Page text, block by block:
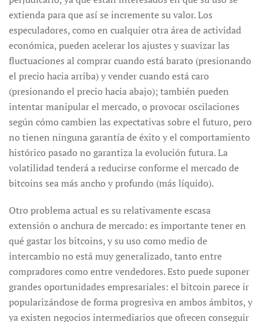
extienda para que así se incremente su valor. Los
especuladores, como en cualquier otra área de actividad
económica, pueden acelerar los ajustes y suavizar las
fluctuaciones al comprar cuando está barato (presionando
el precio hacia arriba) y vender cuando está caro
(presionando el precio hacia abajo); también pueden
intentar manipular el mercado, o provocar oscilaciones
según cómo cambien las expectativas sobre el futuro, pero
no tienen ninguna garantía de éxito y el comportamiento
histórico pasado no garantiza la evolución futura. La
volatilidad tenderá a reducirse conforme el mercado de
bitcoins sea más ancho y profundo (más líquido).
Otro problema actual es su relativamente escasa
extensión o anchura de mercado: es importante tener en
qué gastar los bitcoins, y su uso como medio de
intercambio no está muy generalizado, tanto entre
compradores como entre vendedores. Esto puede suponer
grandes oportunidades empresariales: el bitcoin parece ir
popularizándose de forma progresiva en ambos ámbitos, y
ya existen negocios intermediarios que ofrecen conseguir